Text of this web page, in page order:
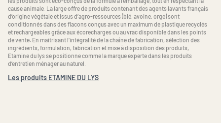
cause animale. La large offre de produits contenant des agents lavants français
d’origine végétale et issus d’agro-ressources (blé, avoine, orge) sont
conditionnés dans des flacons conçus avec un maximum de plastique recyclés
et rechargeables grâce aux écorecharges ou au vrac disponible dans les points
de vente. En maitrisant l’intégralité de la chaîne de fabrication, sélection des
ingrédients, formulation, fabrication et mise à disposition des produits,
Etamine du lys se positionne comme la marque experte dans les produits
d’entretien ménager au naturel.
Les produits ETAMINE DU LYS